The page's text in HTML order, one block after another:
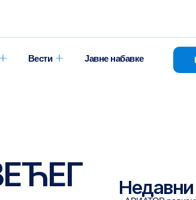
Вести
Јавне набавке